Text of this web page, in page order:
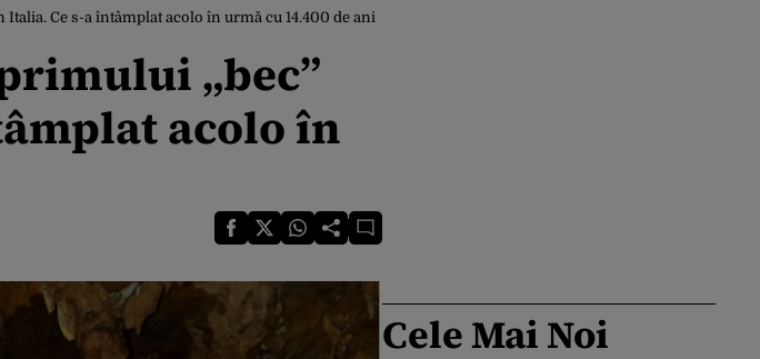
Ce s-a întâmplat acolo în urmă cu 14.400 de ani
„bec”
acolo în
Cele Mai Noi